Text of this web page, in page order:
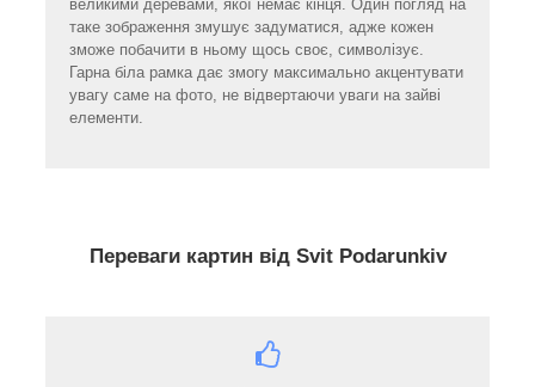
великими деревами, якої немає кінця. Один погляд на
таке зображення змушує задуматися, адже кожен
зможе побачити в ньому щось своє, символізує.
Гарна біла рамка дає змогу максимально акцентувати
увагу саме на фото, не відвертаючи уваги на зайві
елементи.
Переваги картин від Svit Podarunkiv